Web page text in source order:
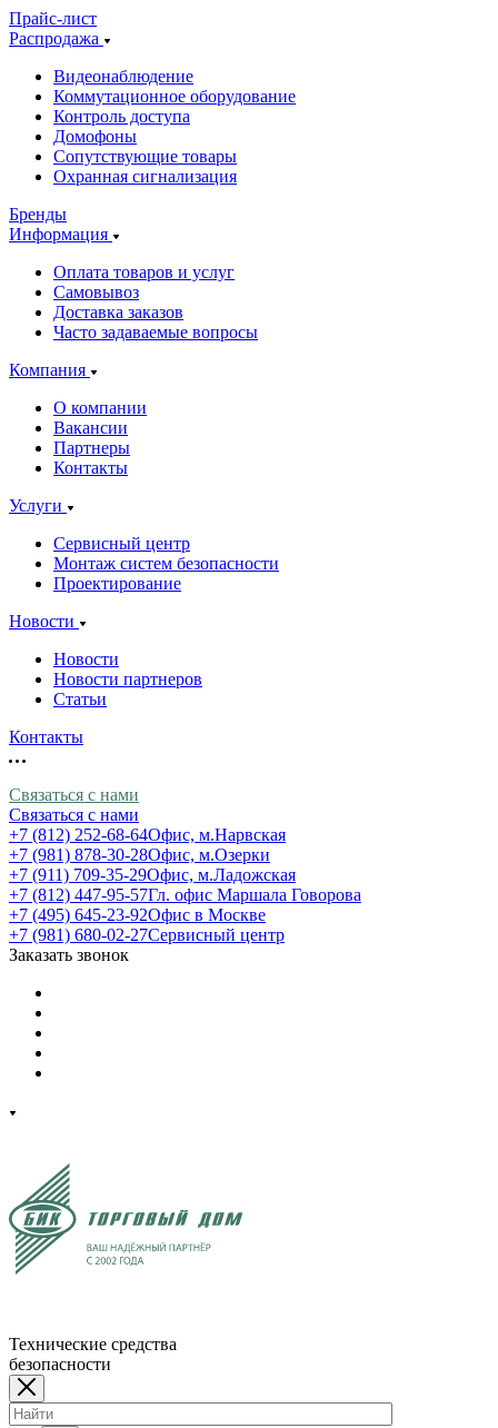
Прайс-лист
Распродажа
Видеонаблюдение
Коммутационное оборудование
Контроль доступа
Домофоны
Сопутствующие товары
Охранная сигнализация
Бренды
Информация
Оплата товаров и услуг
Самовывоз
Доставка заказов
Часто задаваемые вопросы
Компания
О компании
Вакансии
Партнеры
Контакты
Услуги
Сервисный центр
Монтаж систем безопасности
Проектирование
Новости
Новости
Новости партнеров
Статьи
Контакты
Связаться с нами
Связаться с нами
+7 (812) 252-68-64Офис, м.Нарвская
+7 (981) 878-30-28Офис, м.Озерки
+7 (911) 709-35-29Офис, м.Ладожская
+7 (812) 447-95-57Гл. офис Маршала Говорова
+7 (495) 645-23-92Офис в Москве
+7 (981) 680-02-27Сервисный центр
Заказать звонок
Технические средства
безопасности